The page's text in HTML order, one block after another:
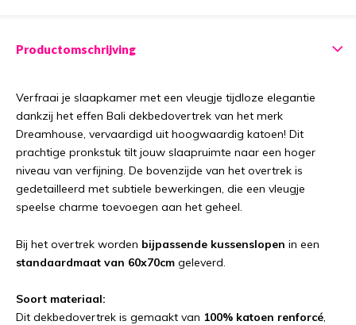
Productomschrijving
Verfraai je slaapkamer met een vleugje tijdloze elegantie
dankzij het effen Bali dekbedovertrek van het merk
Dreamhouse, vervaardigd uit hoogwaardig katoen! Dit
prachtige pronkstuk tilt jouw slaapruimte naar een hoger
niveau van verfijning. De bovenzijde van het overtrek is
gedetailleerd met subtiele bewerkingen, die een vleugje
speelse charme toevoegen aan het geheel.
Bij het overtrek worden bijpassende kussenslopen in een
standaardmaat van 60x70cm geleverd.
Soort materiaal:
Dit dekbedovertrek is gemaakt van 100% katoen renforcé